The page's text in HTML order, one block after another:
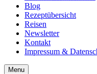
Blog
Rezeptübersicht
Reisen
Newsletter
Kontakt
Impressum &
Search
Menu